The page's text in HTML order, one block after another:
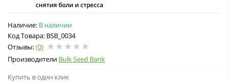
Наличие: В наличии
Код Товара: BSB_0034
Отзывы:(0)
Производители Bulk Seed Bank
снятия боли и стресса
Купить в один клик